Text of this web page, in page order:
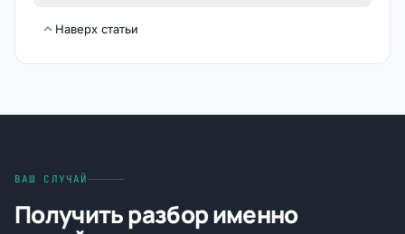
Наверх статьи
ВАШ СЛУЧАЙ
Получить разбор именно